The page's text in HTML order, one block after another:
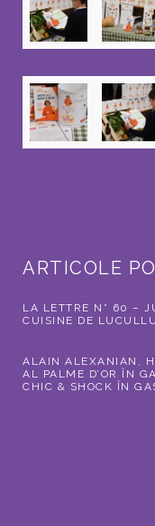
ARTICOLE
LA LETTRE N° 60 –
CUISINE DE
ALAIN ALEXANIAN,
AL PALME D’OR ÎN
CHIC & SHOCK ÎN